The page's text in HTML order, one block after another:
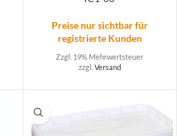
Preise nur sichtbar für
registrierte Kunden
Zzgl. 19% Mehrwertsteuer
zzgl. Versand